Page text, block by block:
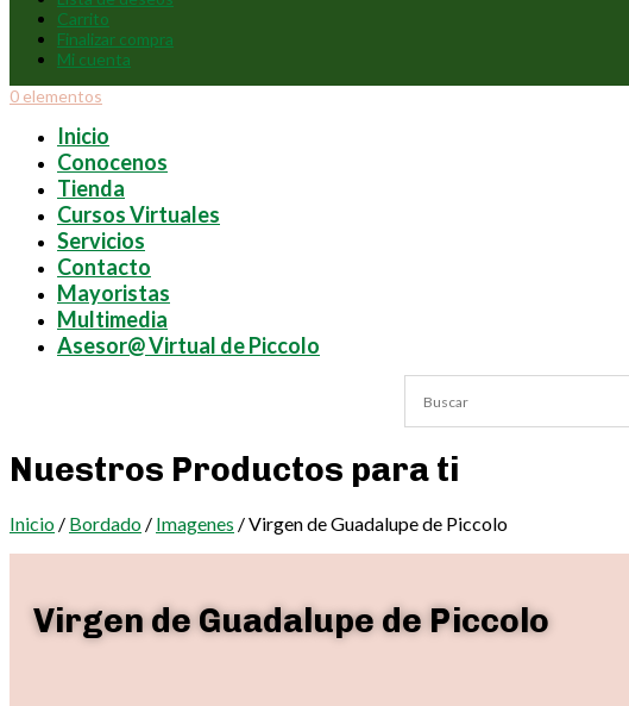
Carrito
Finalizar compra
Mi cuenta
0 elementos
Inicio
Conocenos
Tienda
Cursos Virtuales
Servicios
Contacto
Mayoristas
Multimedia
Asesor@ Virtual de Piccolo
Nuestros Productos para ti
Inicio / Bordado / Imagenes / Virgen de Guadalupe de Piccolo
Virgen de Guadalupe de Piccolo